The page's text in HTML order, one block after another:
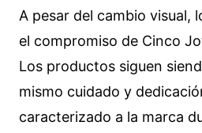
A pesar del cambio visual,
el compromiso de Cinco
Los productos siguen
mismo cuidado y
caracterizado a la marca